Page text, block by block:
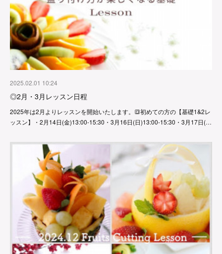
2025.02.01 10:24
◎2月・3月レッスン日程
2025年は2月よりレッスンを開始いたします。🔳初めての方の【基礎1&2レ
ッスン】・2月14日(金)13:00-15:30・3月16日(日)13:00-15:30・3月17日(…